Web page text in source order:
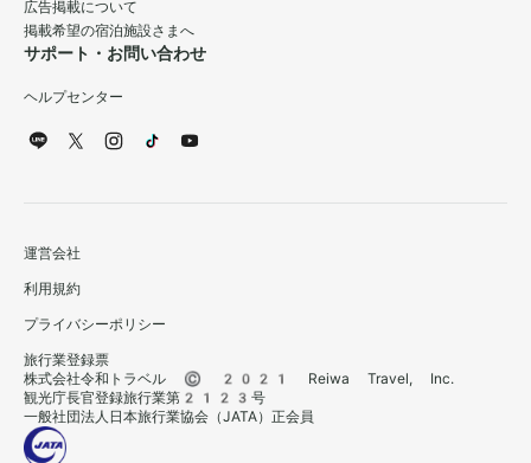
広告掲載について
掲載希望の宿泊施設さまへ
サポート・お問い合わせ
ヘルプセンター
運営会社
利用規約
プライバシーポリシー
旅行業登録票
株式会社令和トラベル © 2021 Reiwa Travel, Inc.
観光庁長官登録旅行業第2123号
一般社団法人日本旅行業協会（JATA）正会員